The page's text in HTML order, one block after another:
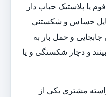
یا پلاستیک حباب دار
حساس و شکستنی
و حمل بار به
و دچار شکستگی و یا
مشتری یکی از